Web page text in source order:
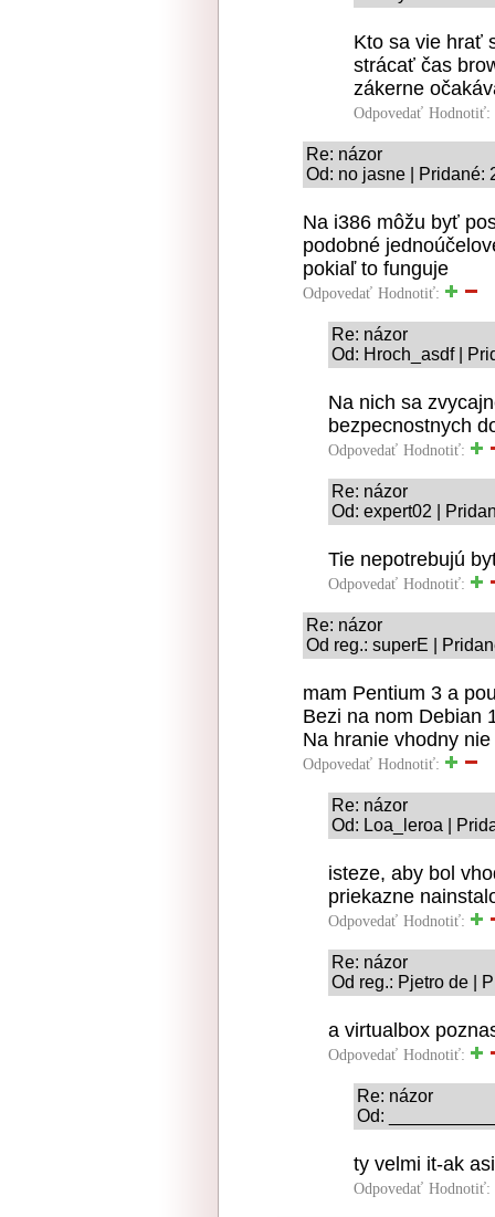
Kto sa vie hrať
strácať čas
zákerne
Odpovedať Hodnotiť:
Re: názor
Od: no jasne | Pridané:
Na i386 môžu byť
podobné
pokiaľ to funguje
Odpovedať Hodnotiť:
Re: názor
Od: Hroch_asdf |
Na nich sa
bezpecnostnych
Odpovedať Hodnotiť:
Re: názor
Od: expert02 |
Tie nepotrebujú
Odpovedať Hodnotiť:
Re: názor
Od reg.: superE |
mam Pentium 3 a
Bezi na nom Debian
Na hranie vhodny nie
Odpovedať Hodnotiť:
Re: názor
Od: Loa_leroa |
isteze, aby bol
priekazne
Odpovedať Hodnotiť:
Re: názor
Od reg.: Pjetro de |
a virtualbox
Odpovedať Hodnotiť:
Re: názor
Od:
ty velmi it-ak
Odpovedať Hodnotiť: